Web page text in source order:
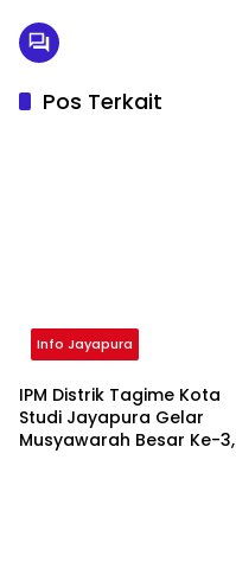
Pos Terkait
Info Jayapura
IPM Distrik Tagime Kota
Studi Jayapura Gelar
Musyawarah Besar Ke-3,